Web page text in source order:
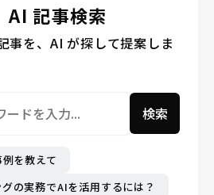
AI 記事検索
事を、AI が探して提案しま
検索
を教えて
の実務でAIを活用するには？